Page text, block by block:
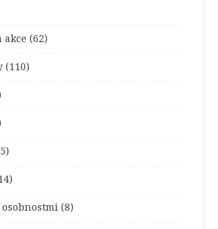
akce (62)
(110)
(8)